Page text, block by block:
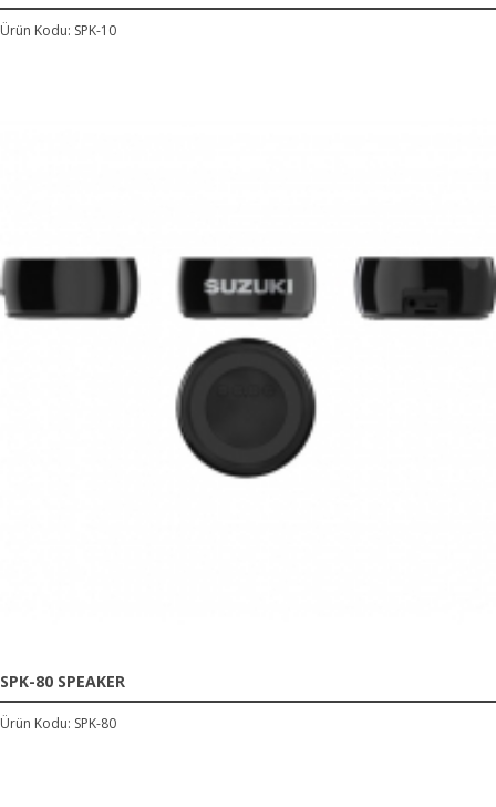
Ürün Kodu: SPK-10
SPK-80 SPEAKER
Ürün Kodu: SPK-80